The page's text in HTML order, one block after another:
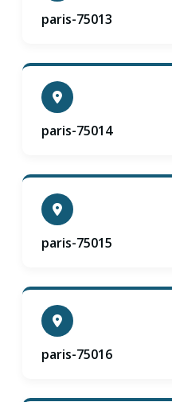
paris-75013
paris-75014
paris-75015
paris-75016